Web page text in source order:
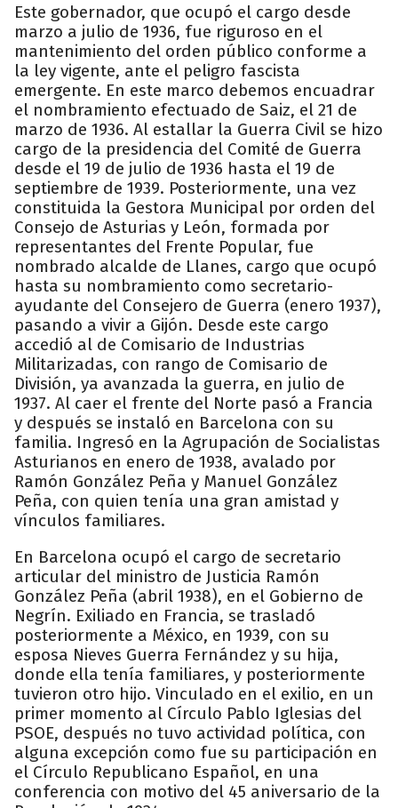
Este gobernador, que ocupó el cargo desde
marzo a julio de 1936, fue riguroso en el
mantenimiento del orden público conforme a
la ley vigente, ante el peligro fascista
emergente. En este marco debemos encuadrar
el nombramiento efectuado de Saiz, el 21 de
marzo de 1936. Al estallar la Guerra Civil se hizo
cargo de la presidencia del Comité de Guerra
desde el 19 de julio de 1936 hasta el 19 de
septiembre de 1939. Posteriormente, una vez
constituida la Gestora Municipal por orden del
Consejo de Asturias y León, formada por
representantes del Frente Popular, fue
nombrado alcalde de Llanes, cargo que ocupó
hasta su nombramiento como secretario-
ayudante del Consejero de Guerra (enero 1937),
pasando a vivir a Gijón. Desde este cargo
accedió al de Comisario de Industrias
Militarizadas, con rango de Comisario de
División, ya avanzada la guerra, en julio de
1937. Al caer el frente del Norte pasó a Francia
y después se instaló en Barcelona con su
familia. Ingresó en la Agrupación de Socialistas
Asturianos en enero de 1938, avalado por
Ramón González Peña y Manuel González
Peña, con quien tenía una gran amistad y
vínculos familiares.
En Barcelona ocupó el cargo de secretario
articular del ministro de Justicia Ramón
González Peña (abril 1938), en el Gobierno de
Negrín. Exiliado en Francia, se trasladó
posteriormente a México, en 1939, con su
esposa Nieves Guerra Fernández y su hija,
donde ella tenía familiares, y posteriormente
tuvieron otro hijo. Vinculado en el exilio, en un
primer momento al Círculo Pablo Iglesias del
PSOE, después no tuvo actividad política, con
alguna excepción como fue su participación en
el Círculo Republicano Español, en una
conferencia con motivo del 45 aniversario de la